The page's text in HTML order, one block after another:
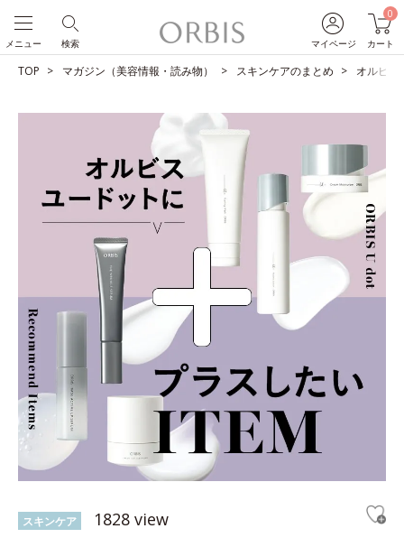
マイページ
0
カート
検索
メニュー
TOP マガジン（美容情報・読み物） スキンケアのまとめ オルビス
スキンケア 1828 view